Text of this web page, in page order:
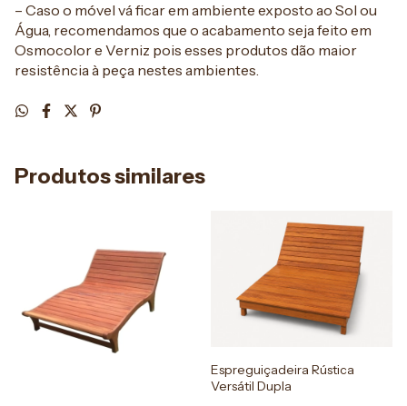
– Caso o móvel vá ficar em ambiente exposto ao Sol ou
Água, recomendamos que o acabamento seja feito em
Osmocolor e Verniz pois esses produtos dão maior
resistência à peça nestes ambientes.
Produtos similares
Espreguiçadeira Rústica
Versátil Dupla